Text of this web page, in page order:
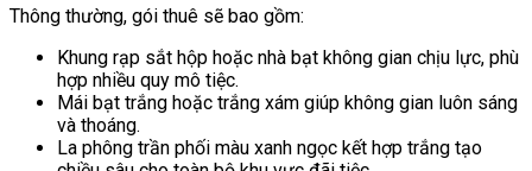
Thông thường, gói thuê sẽ bao gồm:
Khung rạp sắt hộp hoặc nhà bạt không gian chịu lực, phù
hợp nhiều quy mô tiệc.
Mái bạt trắng hoặc trắng xám giúp không gian luôn sáng
và thoáng.
La phông trần phối màu xanh ngọc kết hợp trắng tạo